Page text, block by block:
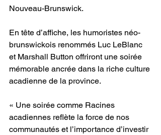
Nouveau-Brunswick.
En tête d’affiche, les humoristes néo-
brunswickois renommés Luc LeBlanc
et Marshall Button offriront une soirée
mémorable ancrée dans la riche culture
acadienne de la province.
« Une soirée comme Racines
acadiennes reflète la force de nos
communautés et l’importance d’investir